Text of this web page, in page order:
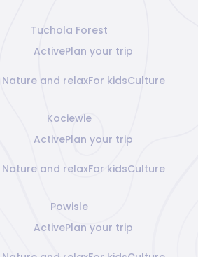
Tuchola Forest
ActivePlan your trip
Nature and relaxFor kidsCulture
Kociewie
ActivePlan your trip
Nature and relaxFor kidsCulture
Powisle
ActivePlan your trip